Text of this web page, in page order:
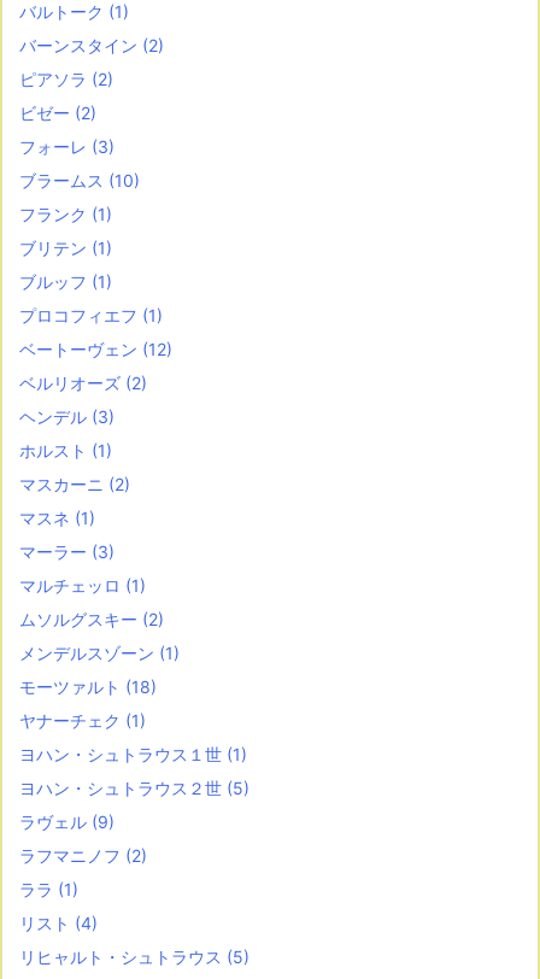
バルトーク (1)
バーンスタイン (2)
ピアソラ (2)
ビゼー (2)
フォーレ (3)
ブラームス (10)
フランク (1)
ブリテン (1)
ブルッフ (1)
プロコフィエフ (1)
ベートーヴェン (12)
ベルリオーズ (2)
ヘンデル (3)
ホルスト (1)
マスカーニ (2)
マスネ (1)
マーラー (3)
マルチェッロ (1)
ムソルグスキー (2)
メンデルスゾーン (1)
モーツァルト (18)
ヤナーチェク (1)
ヨハン・シュトラウス１世 (1)
ヨハン・シュトラウス２世 (5)
ラヴェル (9)
ラフマニノフ (2)
ララ (1)
リスト (4)
リヒャルト・シュトラウス (5)